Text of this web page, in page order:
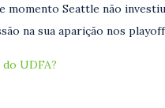
momento Seattle não
na sua aparição nos
UDFA?